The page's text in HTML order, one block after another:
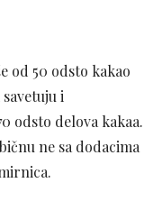
od 50 odsto kakao
i
odsto delova kakaa.
ne sa dodacima